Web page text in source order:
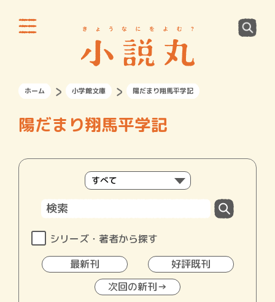
ホーム 小学館文庫 陽だまり翔馬平学記
陽だまり翔馬平学記
シリーズ・著者から探す
最新刊
好評既刊
次回の新刊→